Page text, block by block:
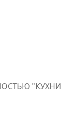
"КУХНИ